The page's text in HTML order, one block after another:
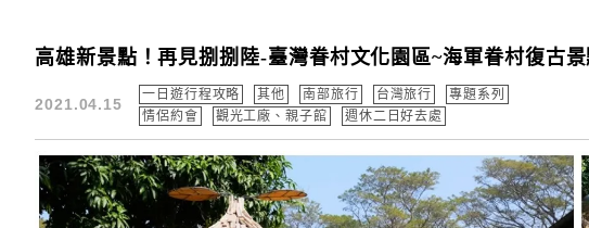
高雄新景點！再見捌捌陸-臺灣眷村文化園區~海軍眷村復古景
2021.04.15
一日遊行程攻略 其他 南部旅行 台灣旅行
專題系列
情侶約會
觀光工廠、親子館 週休二日好去處